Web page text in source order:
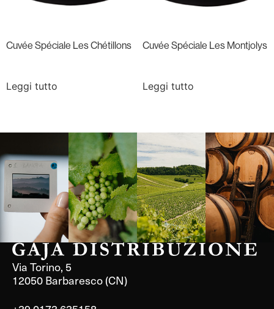
Cuvée Spéciale Les Chétillons
Leggi tutto
Cuvée Spéciale Les Montjolys
Leggi tutto
Langa, 1977 Borgogna,
Francia
Borgogna,
Francia
Instagram
Via Torino, 5
12050 Barbaresco (CN)